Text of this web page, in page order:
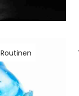
Routinen